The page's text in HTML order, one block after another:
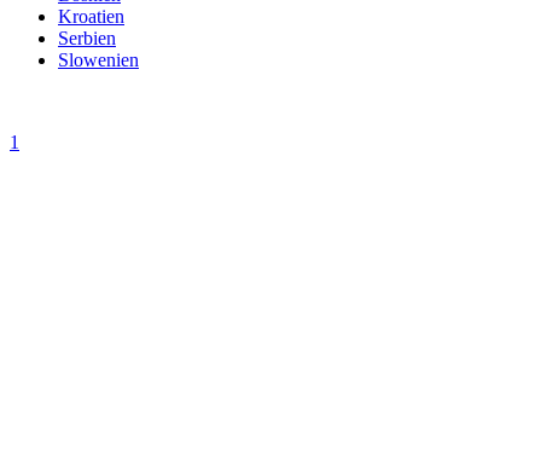
Kroatien
Serbien
Slowenien
1